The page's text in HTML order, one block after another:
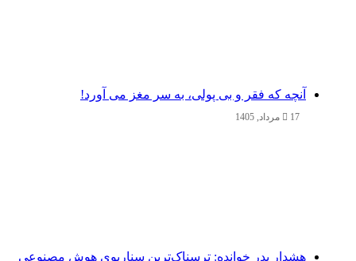
آنچه که فقر و بی‌ پولی، به سر مغز می‌ آورد!
17 مرداد, 1405
هشدار پدر خوانده: ترسناک‌ترین سناریوی هوش مصنوعی